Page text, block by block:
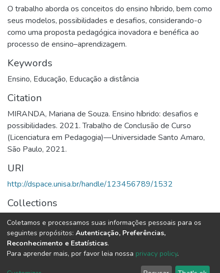
O trabalho aborda os conceitos do ensino híbrido, bem como
seus modelos, possibilidades e desafios, considerando-o
como uma proposta pedagógica inovadora e benéfica ao
processo de ensino–aprendizagem.
Keywords
Ensino, Educação, Educação a distância
Citation
MIRANDA, Mariana de Souza. Ensino híbrido: desafios e
possibilidades. 2021. Trabalho de Conclusão de Curso
(Licenciatura em Pedagogia)—Universidade Santo Amaro,
São Paulo, 2021.
URI
http://dspace.unisa.br/handle/123456789/1532
Collections
Pedagogia
Full item page
Coletamos e processamos suas informações pessoais para os
seguintes propósitos: Autenticação, Preferências,
Reconhecimento e Estatísticas.
Para aprender mais, por favor leia nossa privacy policy.